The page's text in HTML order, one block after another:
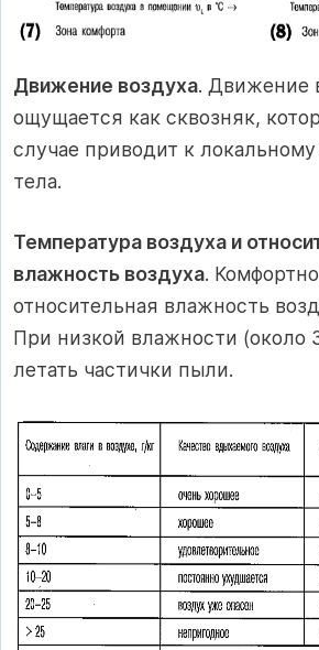
Движение воздуха. Движение
ощущается как сквозняк,
случае приводит к
тела.
Температура воздуха и
влажность воздуха.
относительная влажность
При низкой влажности (около
летать частички пыли.